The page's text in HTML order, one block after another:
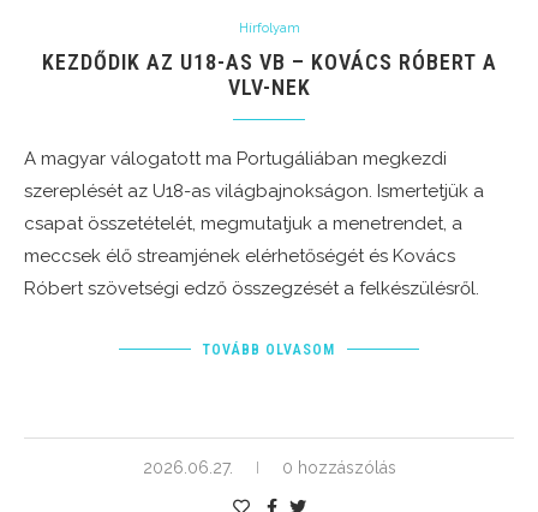
Hírfolyam
KEZDŐDIK AZ U18-AS VB – KOVÁCS RÓBERT A
VLV-NEK
A magyar válogatott ma Portugáliában megkezdi
szereplését az U18-as világbajnokságon. Ismertetjük a
csapat összetételét, megmutatjuk a menetrendet, a
meccsek élő streamjének elérhetőségét és Kovács
Róbert szövetségi edző összegzését a felkészülésről.
TOVÁBB OLVASOM
2026.06.27. 0 hozzászólás